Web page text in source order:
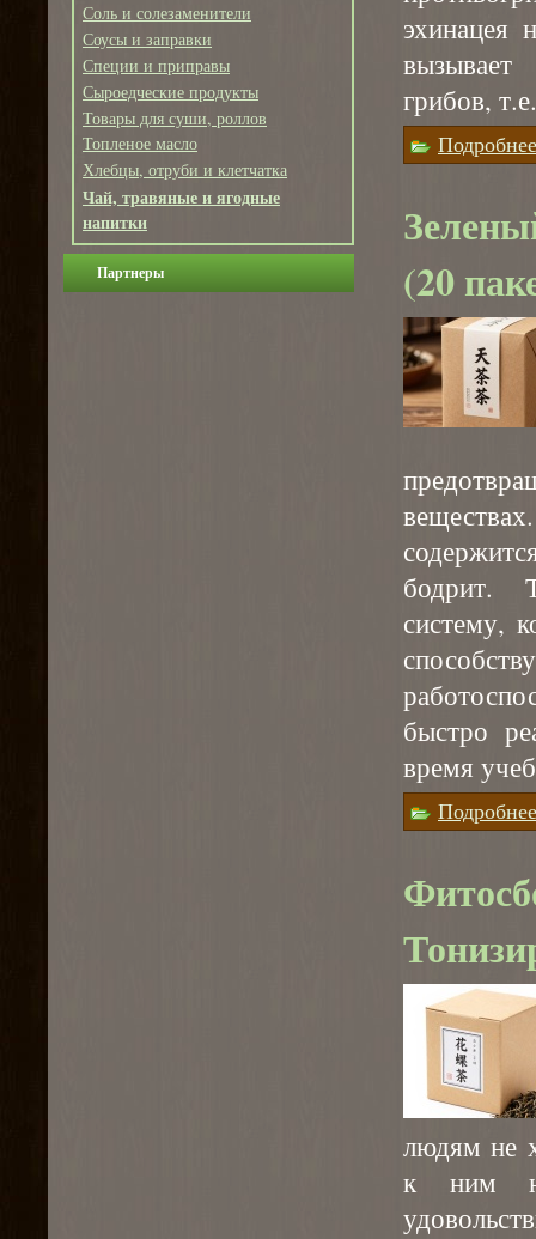
Соль и солезаменители
Соусы и заправки
Специи и приправы
Сыроедческие продукты
Товары для суши, роллов
Топленое масло
Хлебцы, отруби и клетчатка
Чай, травяные и ягодные
напитки
Партнеры
эхинацея
грибов, т.е.
Подробнее
(20
бодрит.
систему,
быстро
время
Подробнее
людям не
к ним